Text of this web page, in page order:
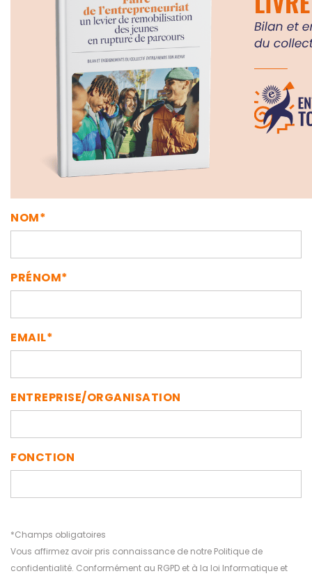
NOM*
PRÉNOM*
EMAIL*
ENTREPRISE/ORGANISATION
FONCTION
*Champs obligatoires
Vous affirmez avoir pris connaissance de notre Politique de
confidentialité. Conformément au RGPD et à la loi Informatique et